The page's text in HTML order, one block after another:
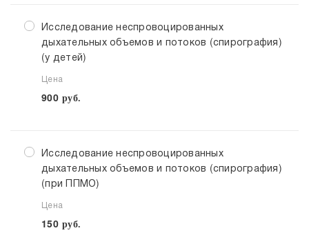
Исследование неспровоцированных
дыхательных объемов и потоков (спирография)
(у детей)
Цена
900 руб.
Исследование неспровоцированных
дыхательных объемов и потоков (спирография)
(при ППМО)
Цена
150 руб.